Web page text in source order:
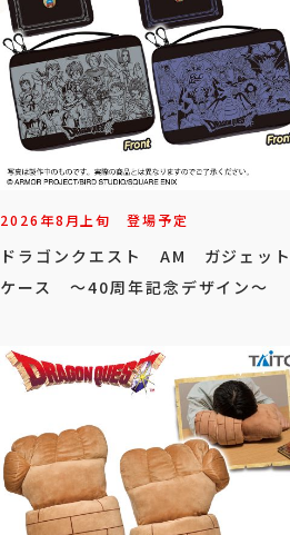
2026年8月上旬 登場予定
ドラゴンクエスト AM ガジェット
ケース ～40周年記念デザイン～